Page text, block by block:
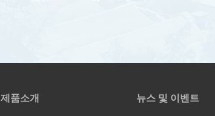
제품소개 뉴스 및 이벤트